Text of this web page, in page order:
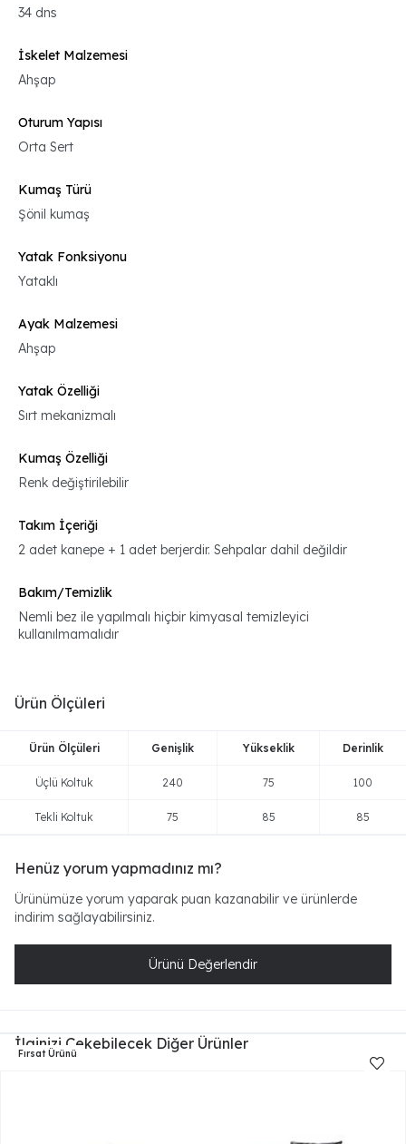
34 dns
İskelet Malzemesi
Ahşap
Oturum Yapısı
Orta Sert
Kumaş Türü
Şönil kumaş
Yatak Fonksiyonu
Yataklı
Ayak Malzemesi
Ahşap
Yatak Özelliği
Sırt mekanizmalı
Kumaş Özelliği
Renk değiştirilebilir
Takım İçeriği
2 adet kanepe + 1 adet berjerdir. Sehpalar dahil değildir
Bakım/Temizlik
Nemli bez ile yapılmalı hiçbir kimyasal temizleyici
kullanılmamalıdır
Ürün Ölçüleri
Ürün Ölçüleri Genişlik Yükseklik Derinlik
Üçlü Koltuk 240 75 100
Tekli Koltuk 75 85 85
Henüz yorum yapmadınız mı?
Ürünümüze yorum yaparak puan kazanabilir ve ürünlerde
indirim sağlayabilirsiniz.
Ürünü Değerlendir
İlginizi Çekebilecek Diğer Ürünler